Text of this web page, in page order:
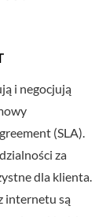
i negocjują
(SLA).
za
dla klienta.
internetu są